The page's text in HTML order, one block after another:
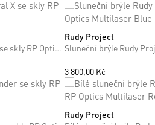
Sluneční brýle Rudy Project Astral X se skly RP Optics Smoke Black
ONE SIZE
Rudy Project
3 800,00 Kč
ONE SIZE
Rudy Project